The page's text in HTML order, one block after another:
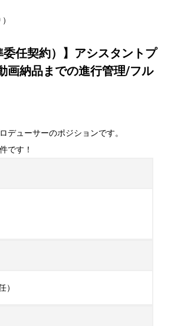
委任契約）】アシスタントプ
画納品までの進行管理/フル
デューサーのポジションです。
です！
）